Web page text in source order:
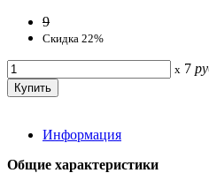
9
Скидка 22%
x 7
Информация
Общие характеристики